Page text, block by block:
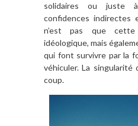
solidaires ou juste
confidences indirectes
n’est pas que cette
idéologique, mais
qui font survivre par la
véhiculer. La
coup.